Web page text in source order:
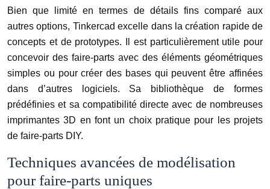
Bien que limité en termes de détails fins comparé aux
autres options, Tinkercad excelle dans la création rapide de
concepts et de prototypes. Il est particulièrement utile pour
concevoir des faire-parts avec des éléments géométriques
simples ou pour créer des bases qui peuvent être affinées
dans d’autres logiciels. Sa bibliothèque de formes
prédéfinies et sa compatibilité directe avec de nombreuses
imprimantes 3D en font un choix pratique pour les projets
de faire-parts DIY.
Techniques avancées de modélisation
pour faire-parts uniques